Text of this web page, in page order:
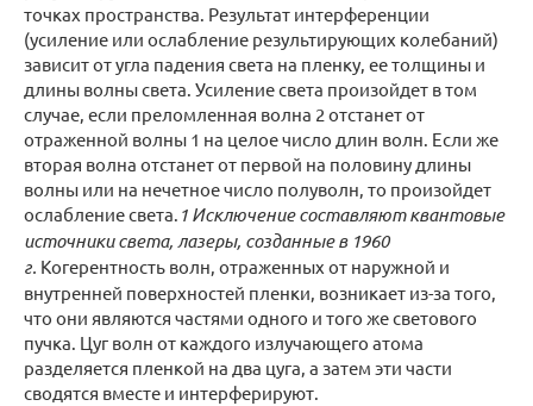
точках пространства. Результат интерференции
(усиление или ослабление результирующих колебаний)
зависит от угла падения света на пленку, ее толщины и
длины волны света. Усиление света произойдет в том
случае, если преломленная волна 2 отстанет от
отраженной волны 1 на целое число длин волн. Если же
вторая волна отстанет от первой на половину длины
волны или на нечетное число полуволн, то произойдет
ослабление света. 1 Исключение составляют квантовые
источники света, лазеры, созданные в 1960
г. Когерентность волн, отраженных от наружной и
внутренней поверхностей пленки, возникает из-за того,
что они являются частями одного и того же светового
пучка. Цуг волн от каждого излучающего атома
разделяется пленкой на два цуга, а затем эти части
сводятся вместе и интерферируют.